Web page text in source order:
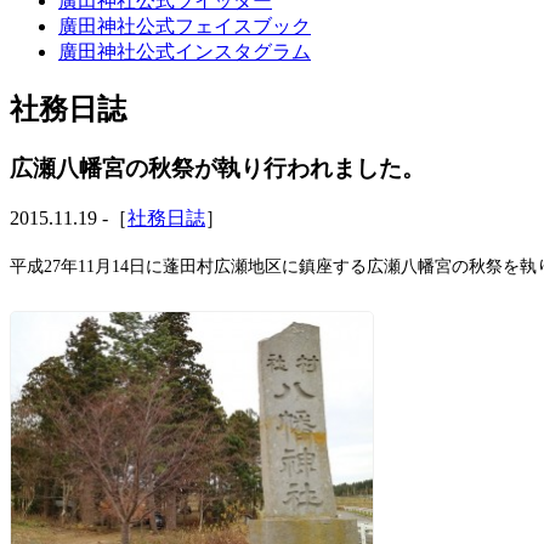
廣田神社公式フェイスブック
廣田神社公式インスタグラム
社務日誌
広瀬八幡宮の秋祭が執り行われました。
2015.11.19 -［社務日誌］
平成27年11月14日に蓬田村広瀬地区に鎮座する広瀬八幡宮の秋祭を執